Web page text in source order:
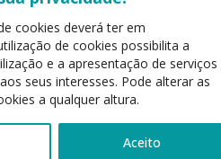
cookies deverá ter em
de cookies possibilita a
e a apresentação de serviços
seus interesses. Pode alterar as
a qualquer altura.
Aceito
respetivo
HORÁRIO:
Seg - Sex /
fechado